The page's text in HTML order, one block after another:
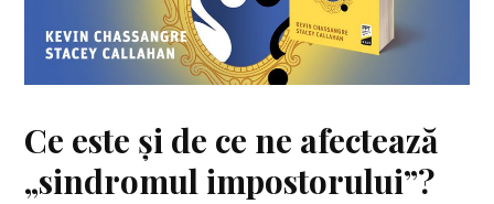
Ce este și de ce ne afectează
„sindromul impostorului”?